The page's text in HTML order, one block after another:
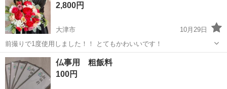
電池入れのフタにヒビが...
2,800円
大津市
10月29日
前撮りで1度使用しました！！ とてもかわいいです！
滋賀 大津市 冠婚葬祭 ブーケ
仏事用 粗飯料
100円